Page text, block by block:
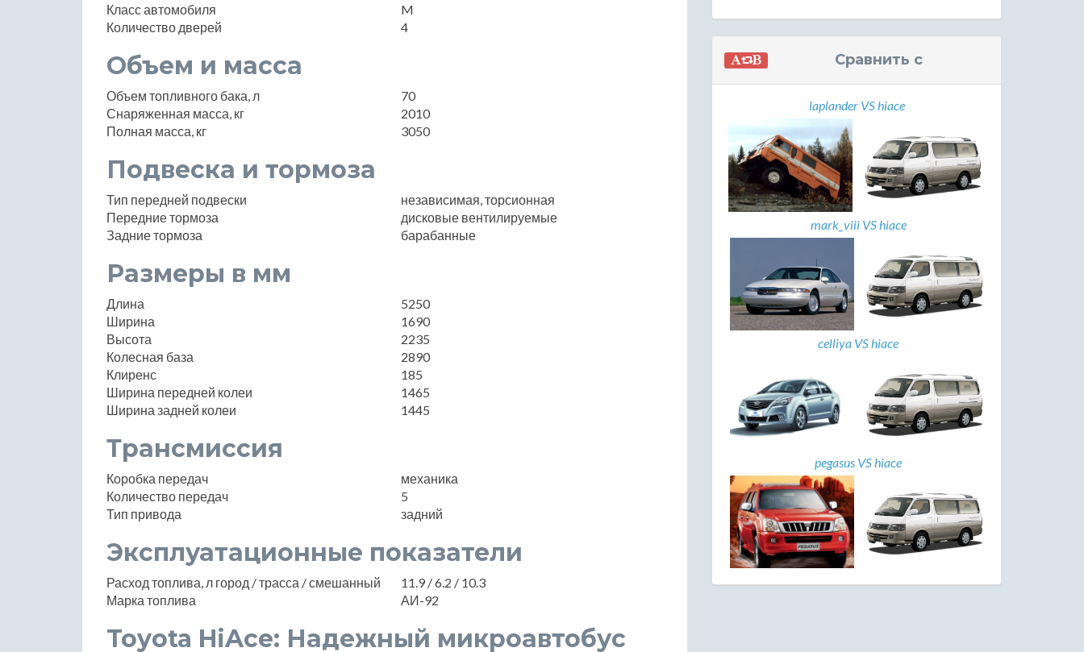
Класс автомобиля
M
Количество дверей
4
Объем и масса
Объем топливного бака, л
70
Снаряженная масса, кг
2010
Полная масса, кг
3050
Подвеска и тормоза
Тип передней подвески
независимая, торсионная
Передние тормоза
дисковые вентилируемые
Задние тормоза
барабанные
Размеры в мм
Длина
5250
Ширина
1690
Высота
2235
Колесная база
2890
Клиренс
185
Ширина передней колеи
1465
Ширина задней колеи
1445
Трансмиссия
Коробка передач
механика
Количество передач
5
Тип привода
задний
Эксплуатационные показатели
Расход топлива, л город / трасса / смешанный
11.9 / 6.2 / 10.3
Марка топлива
АИ-92
Toyota HiAce: Надежный микроавтобус
Сравнить с
laplander VS hiace
mark_viii VS hiace
celliya VS hiace
pegasus VS hiace